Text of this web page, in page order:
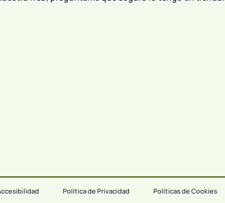
Política de Privacidad Políticas de Cookies